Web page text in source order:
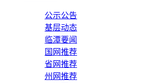
公示公告
基层动态
临潭要闻
国网推荐
省网推荐
州网推荐